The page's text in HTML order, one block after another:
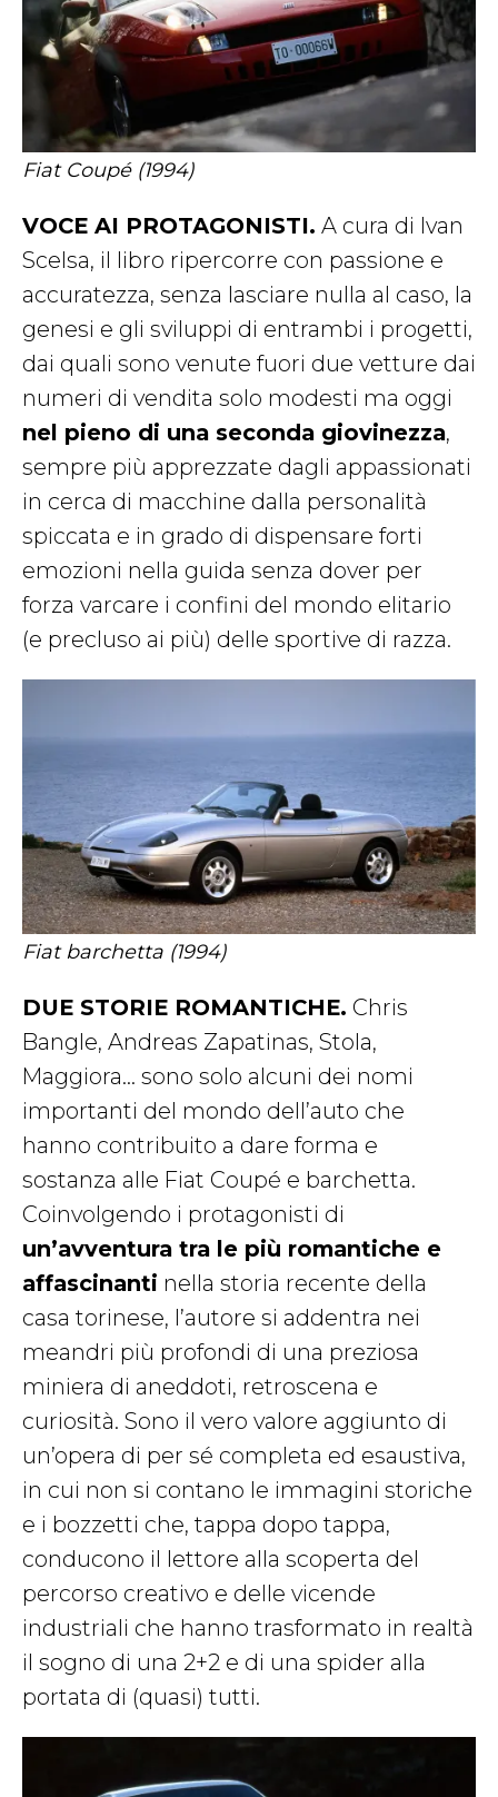
Fiat Coupé (1994)
VOCE AI PROTAGONISTI. A cura di Ivan
Scelsa, il libro ripercorre con passione e
accuratezza, senza lasciare nulla al caso, la
genesi e gli sviluppi di entrambi i progetti,
dai quali sono venute fuori due vetture dai
numeri di vendita solo modesti ma oggi
nel pieno di una seconda giovinezza,
sempre più apprezzate dagli appassionati
in cerca di macchine dalla personalità
spiccata e in grado di dispensare forti
emozioni nella guida senza dover per
forza varcare i confini del mondo elitario
(e precluso ai più) delle sportive di razza.
Fiat barchetta (1994)
DUE STORIE ROMANTICHE. Chris
Bangle, Andreas Zapatinas, Stola,
Maggiora… sono solo alcuni dei nomi
importanti del mondo dell’auto che
hanno contribuito a dare forma e
sostanza alle Fiat Coupé e barchetta.
Coinvolgendo i protagonisti di
un’avventura tra le più romantiche e
affascinanti nella storia recente della
casa torinese, l’autore si addentra nei
meandri più profondi di una preziosa
miniera di aneddoti, retroscena e
curiosità. Sono il vero valore aggiunto di
un’opera di per sé completa ed esaustiva,
in cui non si contano le immagini storiche
e i bozzetti che, tappa dopo tappa,
conducono il lettore alla scoperta del
percorso creativo e delle vicende
industriali che hanno trasformato in realtà
il sogno di una 2+2 e di una spider alla
portata di (quasi) tutti.